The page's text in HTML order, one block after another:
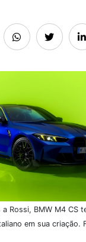
Rossi, BMW M4 CS
em sua criação.